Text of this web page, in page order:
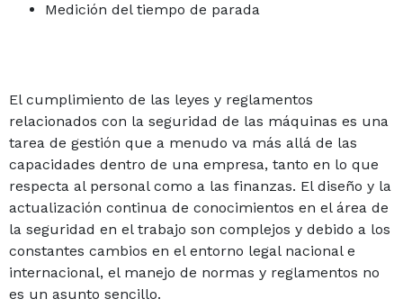
Medición del tiempo de parada
El cumplimiento de las leyes y reglamentos
relacionados con la seguridad de las máquinas es una
tarea de gestión que a menudo va más allá de las
capacidades dentro de una empresa, tanto en lo que
respecta al personal como a las finanzas. El diseño y la
actualización continua de conocimientos en el área de
la seguridad en el trabajo son complejos y debido a los
constantes cambios en el entorno legal nacional e
internacional, el manejo de normas y reglamentos no
es un asunto sencillo.